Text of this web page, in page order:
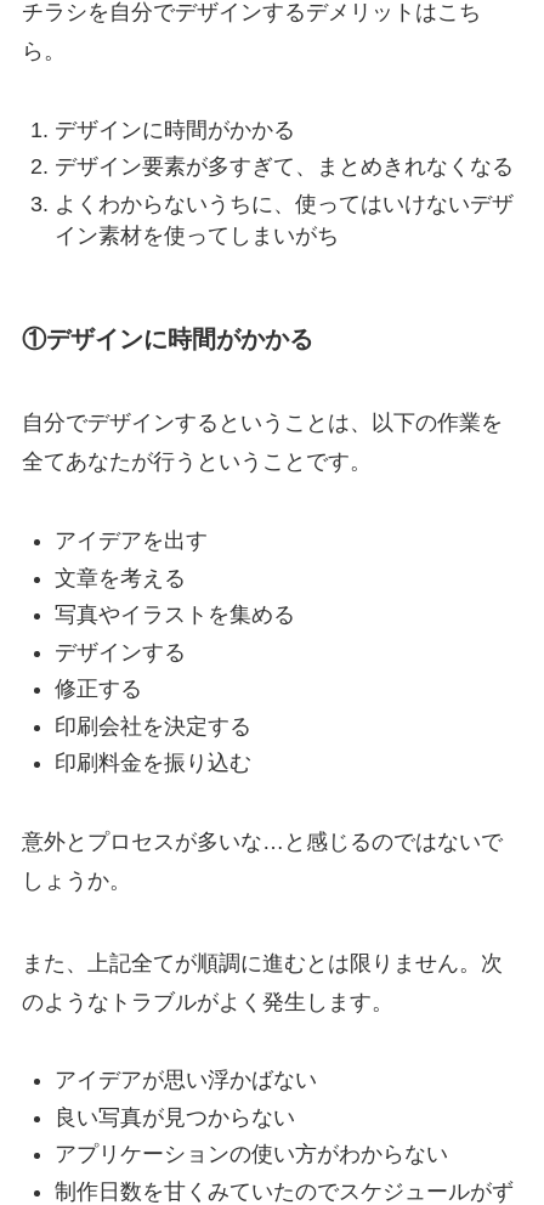
チラシを自分でデザインするデメリットはこち
ら。
デザインに時間がかかる
デザイン要素が多すぎて、まとめきれなくなる
よくわからないうちに、使ってはいけないデザ
イン素材を使ってしまいがち
①デザインに時間がかかる
自分でデザインするということは、以下の作業を
全てあなたが行うということです。
アイデアを出す
文章を考える
写真やイラストを集める
デザインする
修正する
印刷会社を決定する
印刷料金を振り込む
意外とプロセスが多いな…と感じるのではないで
しょうか。
また、上記全てが順調に進むとは限りません。次
のようなトラブルがよく発生します。
アイデアが思い浮かばない
良い写真が見つからない
アプリケーションの使い方がわからない
制作日数を甘くみていたのでスケジュールがず